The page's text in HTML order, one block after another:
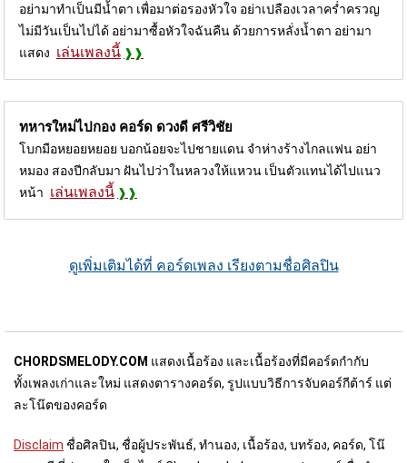
อย่ามาทำเป็นมีน้ำตา เพื่อมาต่อรองหัวใจ อย่าเปลืองเวลาคร่ำครวญ
ไม่มีวันเป็นไปได้ อย่ามาซื้อหัวใจฉันคืน ด้วยการหลั่งน้ำตา อย่ามา
แสดง เล่นเพลงนี้
ทหารใหม่ไปกอง คอร์ด ดวงดี ศรีวิชัย
โบกมือหยอยหยอย บอกน้อยจะไปชายแดน จำห่างร้างไกลแฟน อย่า
หมอง สองปีกลับมา ฝันไปว่าในหลวงให้แหวน เป็นตัวแทนได้ไปแนว
หน้า เล่นเพลงนี้
ดูเพิ่มเติมได้ที่ คอร์ดเพลง เรียงตามชื่อศิลปิน
CHORDSMELODY.COM แสดงเนื้อร้อง และเนื้อร้องที่มีคอร์ดกำกับ
ทั้งเพลงเก่าและใหม่ แสดงตารางคอร์ด, รูปแบบวิธีการจับคอร์กีต้าร์ แต่
ละโน๊ตของคอร์ด
Disclaim ชื่อศิลปิน, ชื่อผู้ประพันธ์, ทำนอง, เนื้อร้อง, บทร้อง, คอร์ด, โน๊